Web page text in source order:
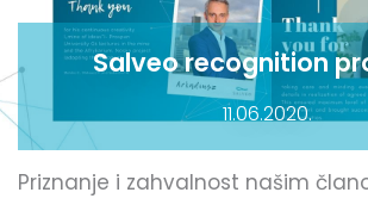
Salveo recognition
11.06.2020.
Priznanje i zahvalnost našim